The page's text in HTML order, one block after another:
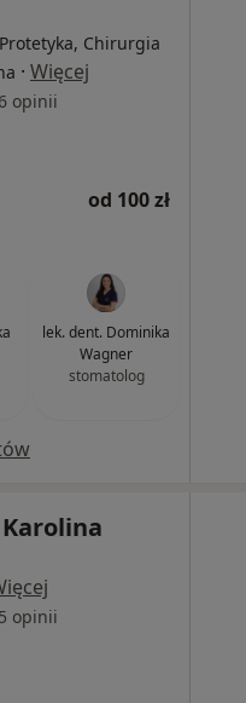
Chirurgia
· Więcej
opinii
od 100 zł
lek. dent. Dominika
Wagner
stomatolog
opinii